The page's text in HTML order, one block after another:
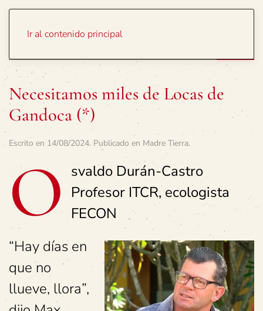
Ir al contenido principal
Necesitamos miles de Locas de
Gandoca (*)
Escrito en 14/08/2024. Publicado en Madre Tierra.
O svaldo Durán-Castro
Profesor ITCR, ecologista
FECON
“Hay días en
que no
llueve, llora”,